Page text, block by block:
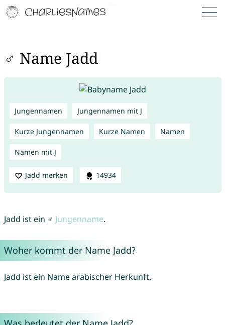
♂ Name Jadd
Jungennamen Jungennamen mit J
Kurze Jungennamen Kurze Namen Namen
Namen mit J
Jadd merken 14934
Jadd ist ein ♂ Jungenname.
Woher kommt der Name Jadd?
Jadd ist ein Name arabischer Herkunft.